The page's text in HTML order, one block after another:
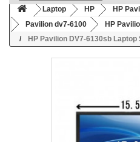
Laptop HP HP
Pavilion dv7-6100
HP
HP Pavilion DV7-6130sb Laptop